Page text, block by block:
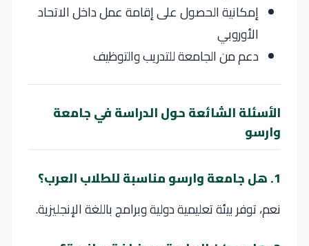
إمكانية الحصول على إقامة عمل داخل الاتحاد
الأوروبي
دعم من الجامعة للتدريب والتوظيف
الأسئلة الشائعة حول الدراسة في جامعة
وارسو
1. هل جامعة وارسو مناسبة للطلاب العرب؟
نعم، توفر بيئة تعليمية دولية وبرامج باللغة الإنجليزية.